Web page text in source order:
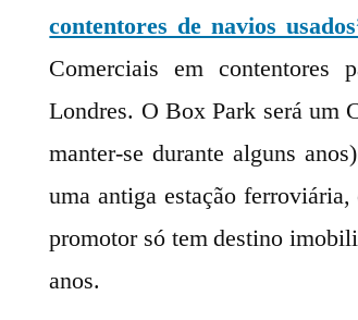
contentores de navios
Comerciais em
Londres. O Box Park será um
manter-se durante alguns
uma antiga estação
promotor só tem destino
anos.